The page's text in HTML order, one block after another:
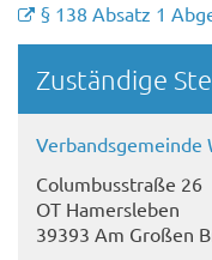
§ 138 Absatz 1
Randspalte
Zuständige
Verbandsgemeinde
Columbusstraße 26
OT Hamersleben
39393 Am Großen